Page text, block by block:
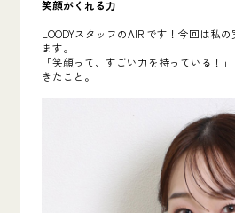
笑顔がくれる力
LOODYスタッフのAIRIです！今回は私
ます。
「笑顔って、すごい力を持っている！
きたこと。